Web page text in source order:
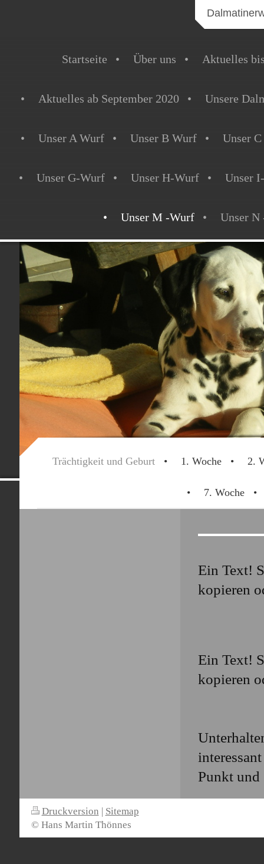
Startseite Über uns Aktuelles
Aktuelles ab September 2020 Unsere
Unser A Wurf Unser B Wurf Unser
Unser G-Wurf Unser H-Wurf Unser
Unser M -Wurf Unser N
Trächtigkeit und Geburt 1. Woche 2.
7. Woche
Ein Text!
kopieren
Ein Text!
kopieren
Punkt und
Druckversion
Sitemap
© Hans Martin Thönnes